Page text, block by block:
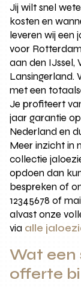
Jij wilt snel
kosten en
leveren wij een
voor
aan den IJssel,
Lansingerland.
met een
Je profiteert
jaar garantie
Nederland en
Meer inzicht in
collectie
opdoen dan
bespreken of
12345678 of
alvast onze
via alle
Wat een
offerte